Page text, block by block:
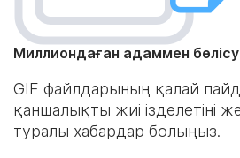
Миллиондаған адаммен бөлісу
GIF файлдарының қалай
қаншалықты жиі ізделетіні
туралы хабардар болыңыз.